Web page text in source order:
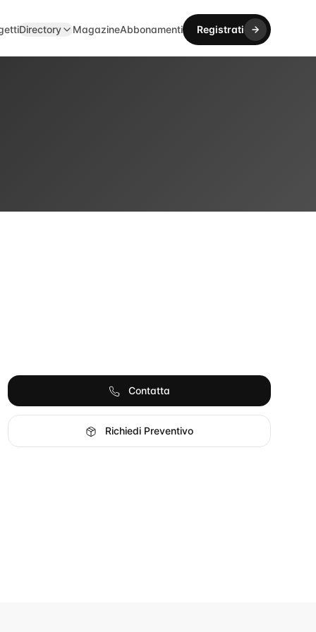
Directory MagazineAbbonamenti Registrati
Contatta
Richiedi Preventivo